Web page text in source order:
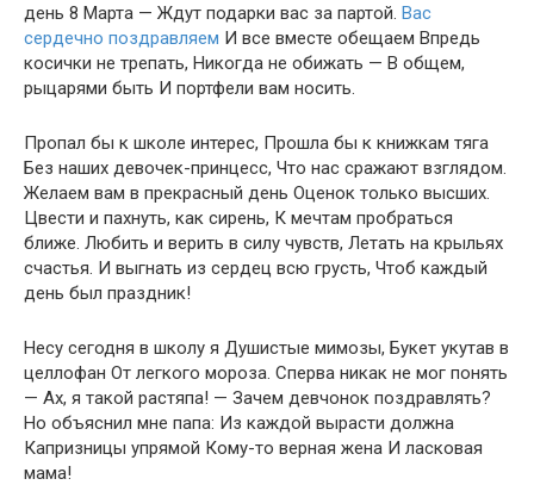
день 8 Марта — Ждут подарки вас за партой. Вас
сердечно поздравляем И все вместе обещаем Впредь
косички не трепать, Никогда не обижать — В общем,
рыцарями быть И портфели вам носить.
Пропал бы к школе интерес, Прошла бы к книжкам тяга
Без наших девочек-принцесс, Что нас сражают взглядом.
Желаем вам в прекрасный день Оценок только высших.
Цвести и пахнуть, как сирень, К мечтам пробраться
ближе. Любить и верить в силу чувств, Летать на крыльях
счастья. И выгнать из сердец всю грусть, Чтоб каждый
день был праздник!
Несу сегодня в школу я Душистые мимозы, Букет укутав в
целлофан От легкого мороза. Сперва никак не мог понять
— Ах, я такой растяпа! — Зачем девчонок поздравлять?
Но объяснил мне папа: Из каждой вырасти должна
Капризницы упрямой Кому-то верная жена И ласковая
мама!